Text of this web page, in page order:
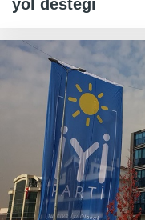
yol desteği